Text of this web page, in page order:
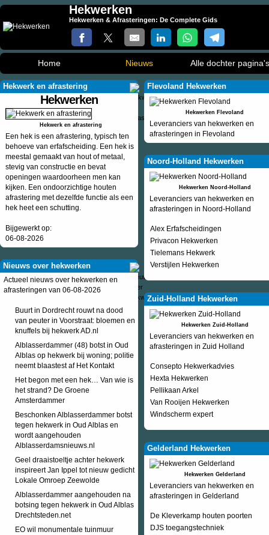
Hekwerken
Hekwerken & Afrasteringen: De Complete Gids
Home Nieuws Alle dochter pagina's
Hekwerk en afrastering
Hekwerken
Hekwerk en afrastering
Een hek is een afrastering, typisch ten
behoeve van erfafscheiding. Een hek is
meestal gemaakt van hout of metaal,
stevig van constructie en bevat
openingen waardoorheen men kan
kijken. Een ondoorzichtige houten
afrastering met dezelfde functie als een
hek heet een schutting.
Bijgewerkt op:
06-08-2026
Nieuws over hekwerken
Actueel nieuws over hekwerken en
afrasteringen van 06-08-2026
Buurt in Dordrecht rouwt na dood
van peuter in Voorstraat: bloemen en
knuffels bij hekwerk AD.nl
Alblasserdammer (48) botst in Oud
Alblas op hekwerk bij woning; politie
neemt blaastest af Het Kontakt
Het begon met een hek… Van wie is
het strand? De Groene
Amsterdammer
Beschonken Alblasserdammer botst
tegen hekwerk in Oud Alblas en
wordt aangehouden
Alblasserdamsnieuws.nl
Geel draaistoeltje achter hekwerk
inspireert Jan Ippel tot nieuw gedicht
Lokale Omroep Zeewolde
Alblasserdammer aangehouden na
botsing tegen hekwerk in Oud Alblas
Drechtsteden.net
EO wil monumentale tuinmuur
Flevoland Hekwerken
Hekwerken Flevoland
Leveranciers van hekwerken en
afrasteringen in Flevoland
Noord-Holland Hekwerken
Hekwerken Noord-Holland
Leveranciers van hekwerken en
afrasteringen in Noord-Holland
Alex Erfafscheidingen
Privacon Hekwerken
Tielemans Hekwerk
Verstijlen Hekwerken
Zuid-Holland Hekwerken
Hekwerken Zuid-Holland
Leveranciers van hekwerken en
afrasteringen in Zuid Holland
Consepto Hekwerkadvies
Hexta Hekwerken
Pellikaan Arkel
Van Rooijen Hekwerken
Windscherm expert
Gelderland Hekwerken
Hekwerken Gelderland
Leveranciers van hekwerken en
afrasteringen in Gelderland
De Kleverkamp houten poorten
DJS toegangstechniek